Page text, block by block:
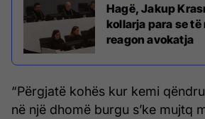
Hagë, Jakup
kollarja para se
reagon avokatja
“Përgjatë kohës kur kemi
në një dhomë burgu s’ke mujtq